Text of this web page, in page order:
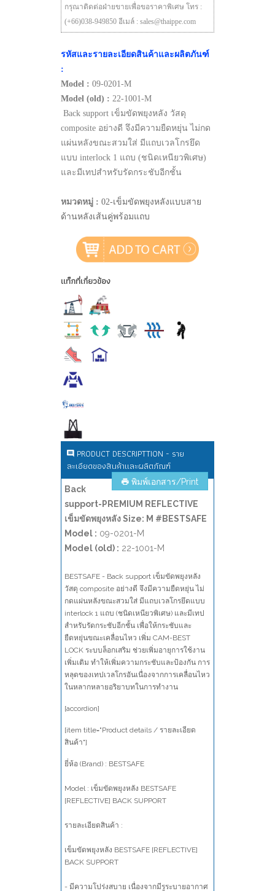
กรุณาติดต่อฝ่ายขายเพื่อขอราคาพิเศษ โทร :
(+66)038-949850 อีเมล์ : sales@thaippe.com
รหัสและรายละเอียดสินค้าและผลิตภันฑ์
:
Model : 09-0201-M
Model (old) : 22-1001-M
Back support เข็มขัดพยุงหลัง วัสดุ
composite อย่างดี จึงมีความยืดหยุ่น ไม่กด
แผ่นหลังขณะสวมใส่ มีแถบเวลโกรยึด
แบบ interlock 1 แถบ (ชนิดเหนียวพิเศษ)
และมีเทปสำหรับรัดกระชับอีกชั้น
หมวดหมู่ : 02-เข็มขัดพยุงหลังแบบสาย
ด้านหลังเส้นคู่พร้อมแถบ
แท็กที่เกี่ยวข้อง
PRODUCT DESCRIPTTION - ราย
ละเอียดของสินค้าและผลิตภัณฑ์
พิมพ์เอกสาร/Print
Back
support-PREMIUM REFLECTIVE
เข็มขัดพยุงหลัง Size: M #BESTSAFE
Model : 09-0201-M
Model (old) : 22-1001-M
BESTSAFE - Back support เข็มขัดพยุงหลัง
วัสดุ composite อย่างดี จึงมีความยืดหยุ่น ไม่
กดแผ่นหลังขณะสวมใส่ มีแถบเวลโกรยึดแบบ
interlock 1 แถบ (ชนิดเหนียวพิเศษ) และมีเทป
สำหรับรัดกระชับอีกชั้น เพื่อให้กระชับและ
ยืดหยุ่นขณะเคลื่อนไหว เพิ่ม CAM-BEST
LOCK ระบบล็อกเสริม ช่วยเพิ่มอายุการใช้งาน
เพิ่มเติม ทำให้เพิ่มความกระชับและป้องกัน การ
หลุดของเทปเวลโกรอันเนื่องจากการเคลื่อนไหว
ในหลากหลายอริยาบทในการทำงาน
[accordion]
[item title="Product details / รายละเอียด
สินค้า"]
ยี่ห้อ (Brand) : BESTSAFE
Model : เข็มขัดพยุงหลัง BESTSAFE
[REFLECTIVE] BACK SUPPORT
รายละเอียดสินค้า :
เข็มขัดพยุงหลัง BESTSAFE [REFLECTIVE]
BACK SUPPORT
- มีความโปร่งสบาย เนื่องจากมีรูระบายอากาศ